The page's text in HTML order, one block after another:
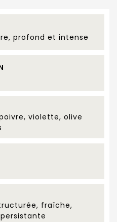
profond et intense
violette, olive
fraîche,